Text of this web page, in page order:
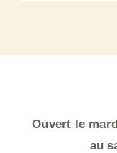
Ouvert le
au